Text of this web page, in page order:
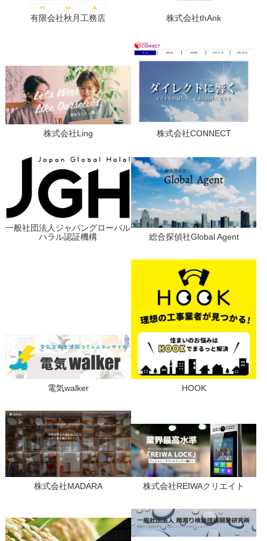
有限会社秋月工務店 株式会社thAnk
株式会社Ling 株式会社CONNECT
一般社団法人ジャパングローバル
ハラル認証機構
総合探偵社Global Agent
電気walker HOOK
株式会社MADARA 株式会社REIWAクリエイト